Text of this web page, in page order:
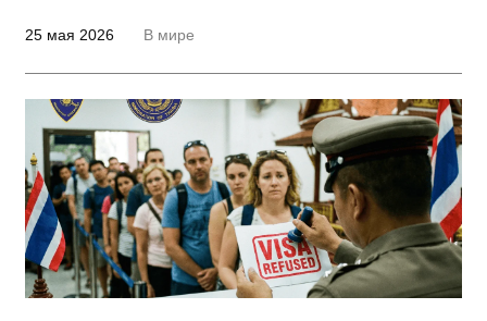
25 мая 2026 В мире